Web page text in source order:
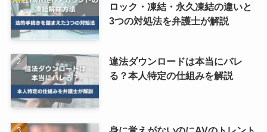
ロック・凍結・永久凍結の違いと
3つの対処法を弁護士が解説
違法ダウンロードは本当にバレ
る？本人特定の仕組みを解説